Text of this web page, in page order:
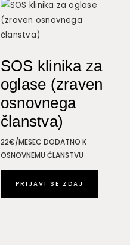
SOS klinika za
oglase (zraven
osnovnega
članstva)
22€/MESEC DODATNO K
OSNOVNEMU ČLANSTVU
PRIJAVI SE ZDAJ